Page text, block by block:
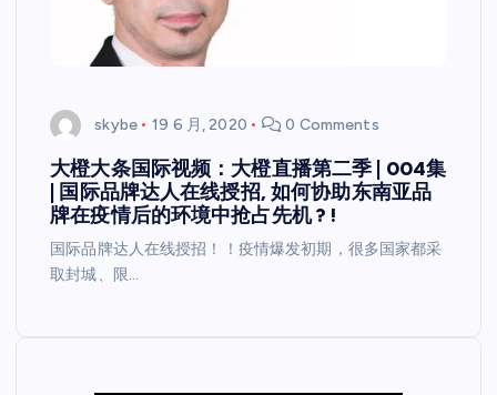
skybe 19 6 月, 2020 0 Comments
大橙大条国际视频：大橙直播第二季 | 004集
| 国际品牌达人在线授招, 如何协助东南亚品
牌在疫情后的环境中抢占先机 ? !
国际品牌达人在线授招！！疫情爆发初期，很多国家都采
取封城、限…